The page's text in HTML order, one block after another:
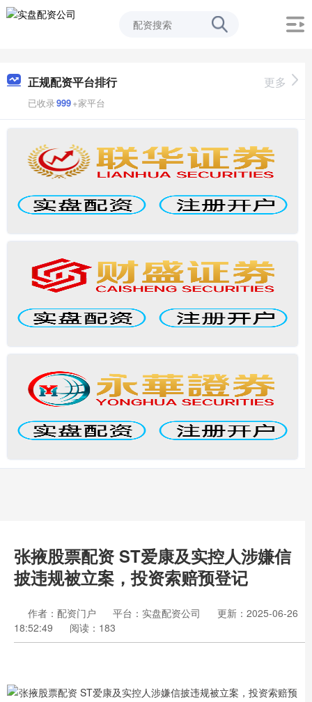
正规配资平台排行
已收录999+家平台
更多
张掖股票配资 ST爱康及实控人涉嫌信
披违规被立案，投资索赔预登记
作者：配资门户 平台：实盘配资公司
更新：2025-06-26
18:52:49
阅读：183